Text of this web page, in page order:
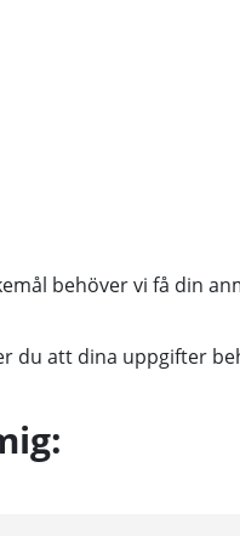
behöver vi få din
du att dina uppgifter